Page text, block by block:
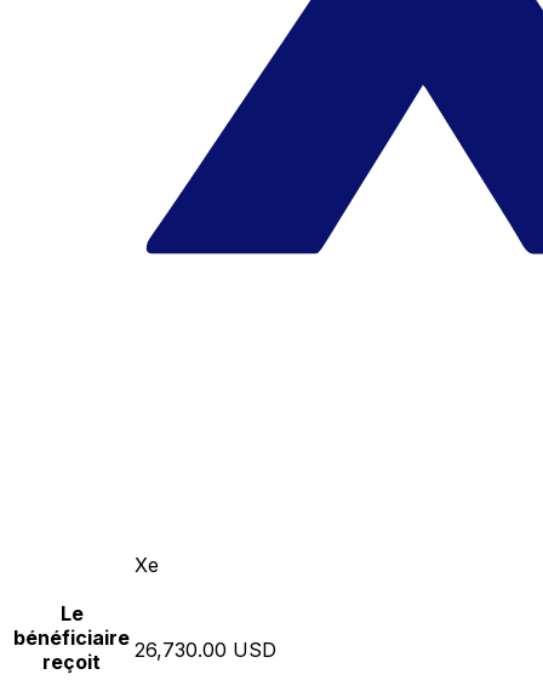
Xe
Le
bénéficiaire
reçoit
26,730.00 USD